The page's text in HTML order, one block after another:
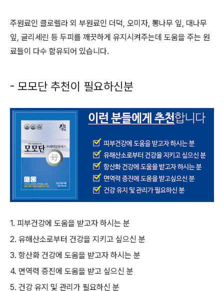
주원료인 클로렐라 외 부원료인 더덕, 오미자, 뽕나무 잎, 대나무
잎, 글리세린 등 두피를 깨끗하게 유지시켜주는데 도움을 주는 원
료들이 다수 함유되어 있습니다.
- 모모단 추천이 필요하신분
1. 피부건강에 도움을 받고자 하시는 분
2. 유해산소로부터 건강을 지키고 싶으신 분
3. 항산화 건강에 도움을 받고자 하시는 분
4. 면역력 증진에 도움을 받고 싶으신 분
5. 건강 유지 및 관리가 필요하신 분